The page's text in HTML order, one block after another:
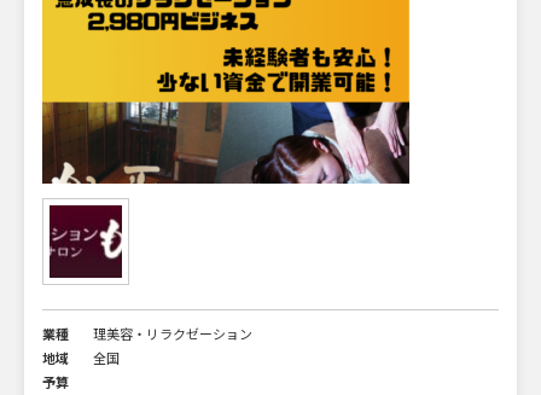
業種
理美容・リラクゼーション
地域
全国
予算